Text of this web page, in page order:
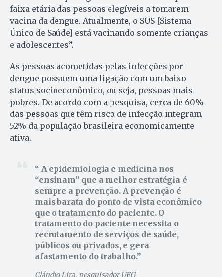
faixa etária das pessoas elegíveis a tomarem
vacina da dengue. Atualmente, o SUS [Sistema
Único de Saúde] está vacinando somente crianças
e adolescentes”.
As pessoas acometidas pelas infecções por
dengue possuem uma ligação com um baixo
status socioeconômico, ou seja, pessoas mais
pobres. De acordo com a pesquisa, cerca de 60%
das pessoas que têm risco de infecção integram
52% da população brasileira economicamente
ativa.
A epidemiologia e medicina nos
“ensinam” que a melhor estratégia é
sempre a prevenção. A prevenção é
mais barata do ponto de vista econômico
que o tratamento do paciente. O
tratamento do paciente necessita o
recrutamento de serviços de saúde,
públicos ou privados, e gera
afastamento do trabalho.
Cláudio Lira, pesquisador UFG